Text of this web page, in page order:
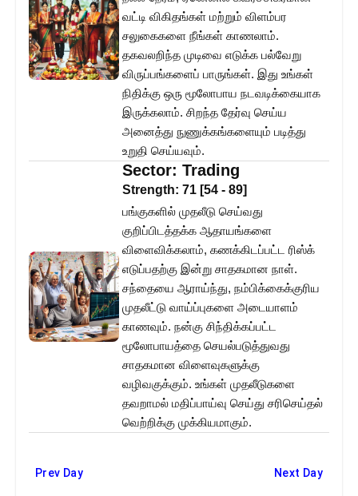
வட்டி விகிதங்கள் மற்றும் விளம்பர
சலுகைகளை நீங்கள் காணலாம்.
தகவலறிந்த முடிவை எடுக்க பல்வேறு
விருப்பங்களைப் பாருங்கள். இது உங்கள்
நிதிக்கு ஒரு மூலோபாய நடவடிக்கையாக
இருக்கலாம். சிறந்த தேர்வு செய்ய
அனைத்து நுணுக்கங்களையும் படித்து
உறுதி செய்யவும்.
Sector: Trading
Strength: 71 [54 - 89]
பங்குகளில் முதலீடு செய்வது
குறிப்பிடத்தக்க ஆதாயங்களை
விளைவிக்கலாம், கணக்கிடப்பட்ட ரிஸ்க்
எடுப்பதற்கு இன்று சாதகமான நாள்.
சந்தையை ஆராய்ந்து, நம்பிக்கைக்குரிய
முதலீட்டு வாய்ப்புகளை அடையாளம்
காணவும். நன்கு சிந்திக்கப்பட்ட
மூலோபாயத்தை செயல்படுத்துவது
சாதகமான விளைவுகளுக்கு
வழிவகுக்கும். உங்கள் முதலீடுகளை
தவறாமல் மதிப்பாய்வு செய்து சரிசெய்தல்
வெற்றிக்கு முக்கியமாகும்.
Prev Day Next Day